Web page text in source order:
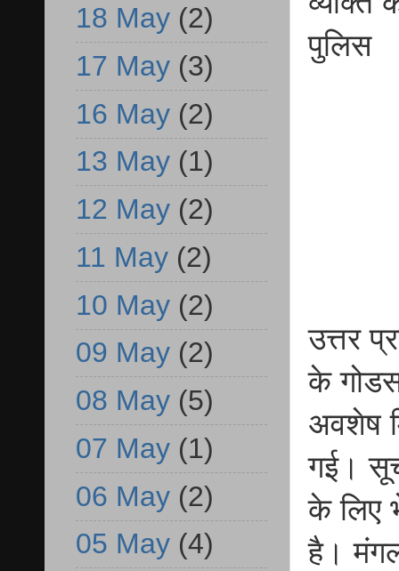
पुलिस
उत्तर
के
अवशेष
गई।
के लिए
है।
18 May (2)
17 May (3)
16 May (2)
13 May (1)
12 May (2)
11 May (2)
10 May (2)
09 May (2)
08 May (5)
07 May (1)
06 May (2)
05 May (4)